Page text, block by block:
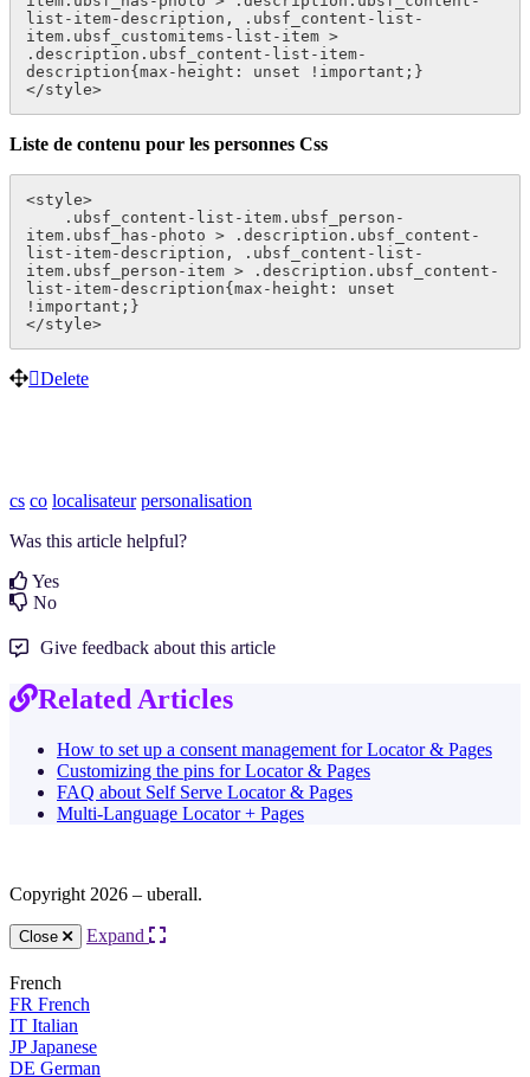
list-item-description, .ubsf_content-list-
item.ubsf_customitems-list-item >
.description.ubsf_content-list-item-
description{max-height: unset !important;}
</style>
Liste de contenu pour les personnes Css
<style>
.ubsf_content-list-item.ubsf_person-
item.ubsf_has-photo > .description.ubsf_content-
list-item-description, .ubsf_content-list-
item.ubsf_person-item > .description.ubsf_content-
list-item-description{max-height: unset
!important;}
</style>
Delete
cs co localisateur personalisation
Was this article helpful?
Yes
No
Give feedback about this article
Related Articles
How to set up a consent management for Locator & Pages
Customizing the pins for Locator & Pages
FAQ about Self Serve Locator & Pages
Multi-Language Locator + Pages
Copyright 2026 – uberall.
Close Expand
French
FR French
IT Italian
JP Japanese
DE German